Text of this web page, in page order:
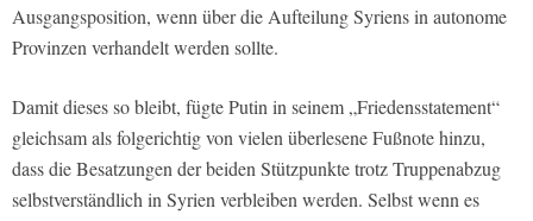
Ausgangsposition, wenn über die Aufteilung Syriens in autonome
Provinzen verhandelt werden sollte.
Damit dieses so bleibt, fügte Putin in seinem „Friedensstatement“
gleichsam als folgerichtig von vielen überlesene Fußnote hinzu,
dass die Besatzungen der beiden Stützpunkte trotz Truppenabzug
selbstverständlich in Syrien verbleiben werden. Selbst wenn es